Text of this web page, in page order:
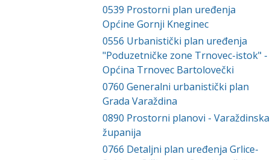
0539 Prostorni plan uređenja
Općine Gornji Kneginec
0556 Urbanistički plan uređenja
"Poduzetničke zone Trnovec-istok" -
Općina Trnovec Bartolovečki
0760 Generalni urbanistički plan
Grada Varaždina
0890 Prostorni planovi - Varaždinska
županija
0766 Detaljni plan uređenja Grlice-